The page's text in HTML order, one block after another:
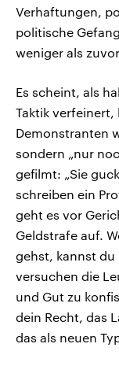
Verhaftungen,
politische
weniger als
Es scheint, als
Taktik
Demonstranten
sondern „nur
gefilmt: „Sie
schreiben ein
geht es vor
Geldstrafe auf.
gehst, kannst du
versuchen die
und Gut zu
dein Recht, das
das als neuen